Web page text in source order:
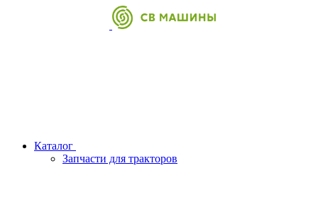
Каталог
Запчасти для тракторов